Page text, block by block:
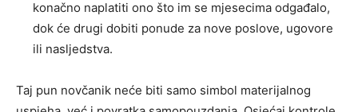
konačno naplatiti ono što im se mjesecima odgađalo,
dok će drugi dobiti ponude za nove poslove, ugovore
ili nasljedstva.
Taj pun novčanik neće biti samo simbol materijalnog